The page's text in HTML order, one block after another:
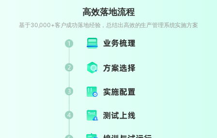
高效落地流程
基于30,000+客户成功落地经验，总结出高效的生产管理系统实施方案